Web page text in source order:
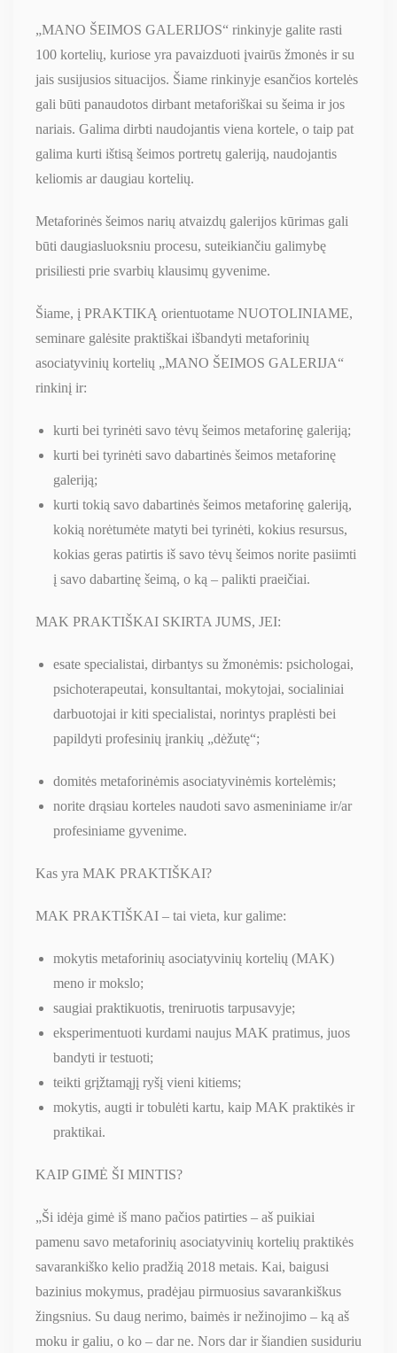
„MANO ŠEIMOS GALERIJOS“ rinkinyje galite rasti
100 kortelių, kuriose yra pavaizduoti įvairūs žmonės ir su
jais susijusios situacijos. Šiame rinkinyje esančios kortelės
gali būti panaudotos dirbant metaforiškai su šeima ir jos
nariais. Galima dirbti naudojantis viena kortele, o taip pat
galima kurti ištisą šeimos portretų galeriją, naudojantis
keliomis ar daugiau kortelių.
Metaforinės šeimos narių atvaizdų galerijos kūrimas gali
būti daugiasluoksniu procesu, suteikiančiu galimybę
prisiliesti prie svarbių klausimų gyvenime.
Šiame, į PRAKTIKĄ orientuotame NUOTOLINIAME,
seminare galėsite praktiškai išbandyti metaforinių
asociatyvinių kortelių „MANO ŠEIMOS GALERIJA“
rinkinį ir:
kurti bei tyrinėti savo tėvų šeimos metaforinę galeriją;
kurti bei tyrinėti savo dabartinės šeimos metaforinę
galeriją;
kurti tokią savo dabartinės šeimos metaforinę galeriją,
kokią norėtumėte matyti bei tyrinėti, kokius resursus,
kokias geras patirtis iš savo tėvų šeimos norite pasiimti
į savo dabartinę šeimą, o ką – palikti praeičiai.
MAK PRAKTIŠKAI SKIRTA JUMS, JEI:
esate specialistai, dirbantys su žmonėmis: psichologai,
psichoterapeutai, konsultantai, mokytojai, socialiniai
darbuotojai ir kiti specialistai, norintys praplėsti bei
papildyti profesinių įrankių „dėžutę“;
domitės metaforinėmis asociatyvinėmis kortelėmis;
norite drąsiau korteles naudoti savo asmeniniame ir/ar
profesiniame gyvenime.
Kas yra MAK PRAKTIŠKAI?
MAK PRAKTIŠKAI – tai vieta, kur galime:
mokytis metaforinių asociatyvinių kortelių (MAK)
meno ir mokslo;
saugiai praktikuotis, treniruotis tarpusavyje;
eksperimentuoti kurdami naujus MAK pratimus, juos
bandyti ir testuoti;
teikti grįžtamąjį ryšį vieni kitiems;
mokytis, augti ir tobulėti kartu, kaip MAK praktikės ir
praktikai.
KAIP GIMĖ ŠI MINTIS?
„Ši idėja gimė iš mano pačios patirties – aš puikiai
pamenu savo metaforinių asociatyvinių kortelių praktikės
savarankiško kelio pradžią 2018 metais. Kai, baigusi
bazinius mokymus, pradėjau pirmuosius savarankiškus
žingsnius. Su daug nerimo, baimės ir nežinojimo – ką aš
moku ir galiu, o ko – dar ne. Nors dar ir šiandien susiduriu